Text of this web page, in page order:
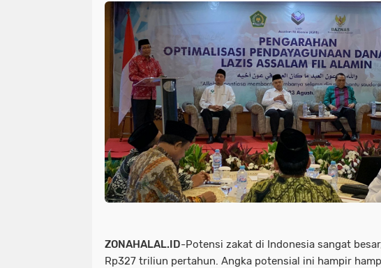
ZONAHALAL.ID-Potensi zakat di Indonesia sangat
Rp327 triliun pertahun. Angka potensial ini hampir